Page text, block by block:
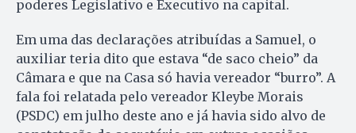
poderes Legislativo e Executivo na capital.
Em uma das declarações atribuídas a Samuel, o
auxiliar teria dito que estava “de saco cheio” da
Câmara e que na Casa só havia vereador “burro”. A
fala foi relatada pelo vereador Kleybe Morais
(PSDC) em julho deste ano e já havia sido alvo de